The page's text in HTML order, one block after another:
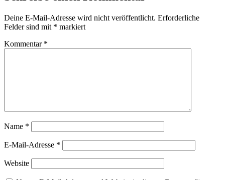
Deine E-Mail-Adresse wird nicht veröffentlicht. Erforderliche
Felder sind mit * markiert
Kommentar *
Name *
E-Mail-Adresse *
Website